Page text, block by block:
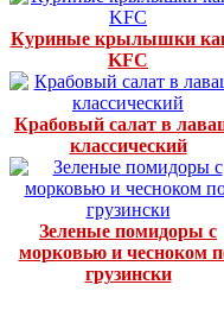
Куриные крылышки
KFC
Крабовый салат в
классический
Зеленые помидоры с
морковью и чесноком
грузински